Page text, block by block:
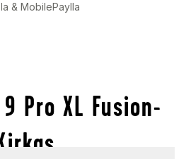
& MobilePaylla
Pro XL Fusion-